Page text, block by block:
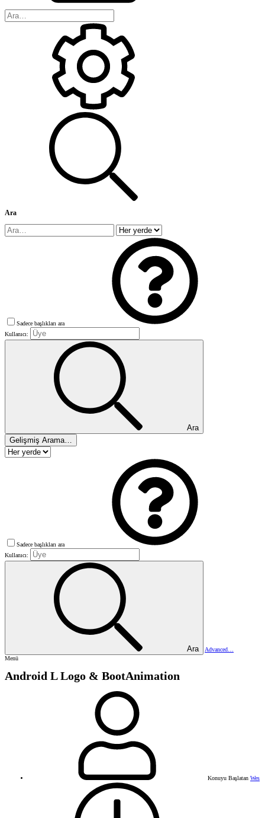
Ara
Sadece başlıkları ara
Kullanıcı:
Ara
Gelişmiş Arama…
Sadece başlıkları ara
Kullanıcı:
Ara
Advanced…
Menü
Android L Logo & BootAnimation
Konuyu Başlatan Wes